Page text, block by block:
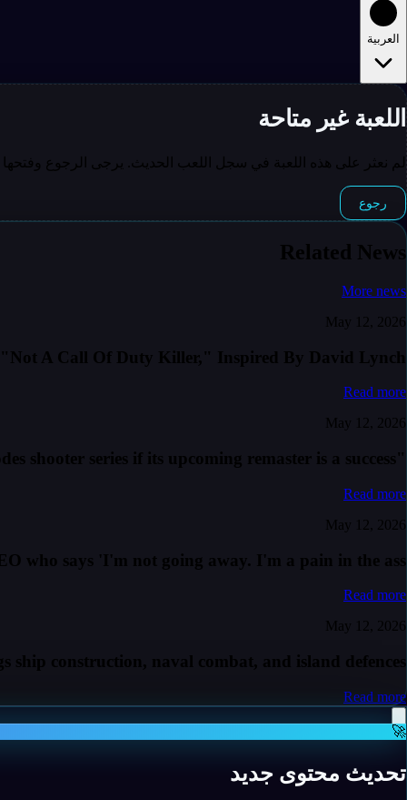
العربية
اللعبة غير متاحة
لم نعثر على هذه اللعبة في سجل اللعب الحديث. يرجى الرجوع وفتحها
رجوع
Related News
More news
May 12, 2026
"Not A Call Of Duty Killer," Inspired By David Lynch
Read more
May 12, 2026
"Let's finish it": After a 20-year wait, Nightdive would complete the SiN Episodes shooter series if its upcoming remaster is a success
Read more
May 12, 2026
who says 'I'm not going away. I'm a pain in the ass'
Read more
May 12, 2026
construction, naval combat, and island defences
Read more
🚀
تحديث محتوى جديد